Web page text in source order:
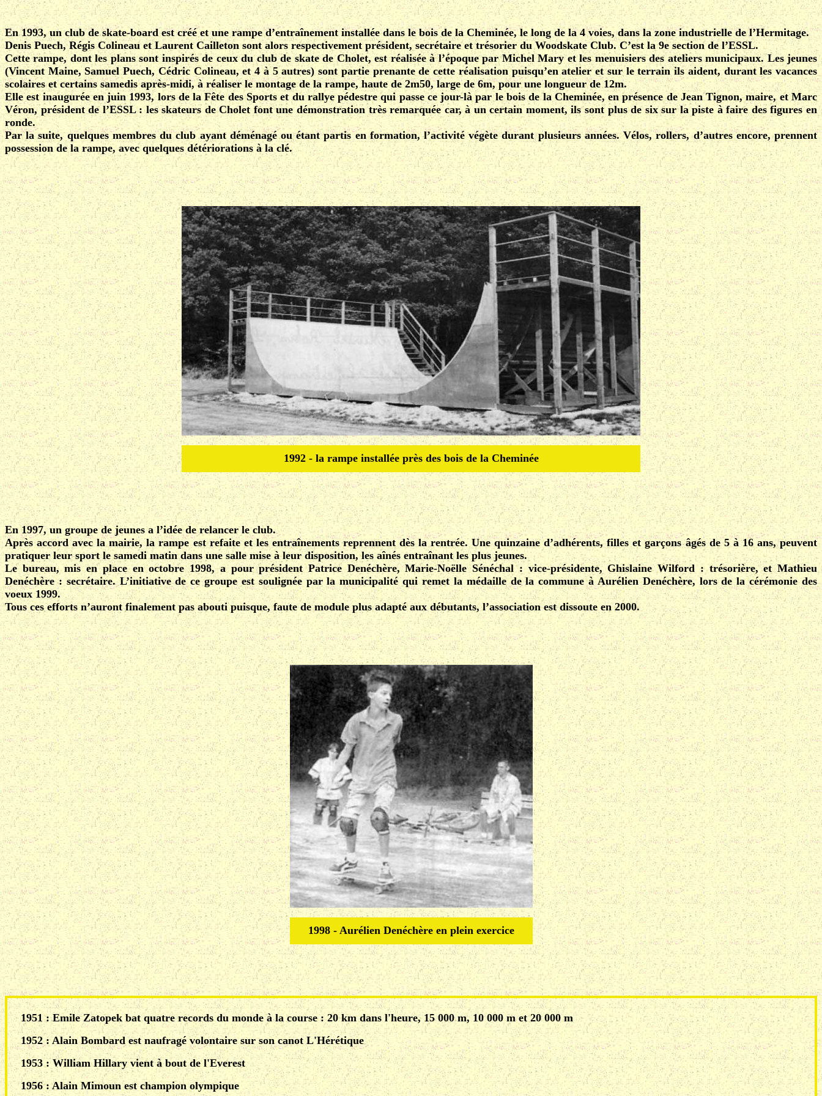
En 1993, un club de skate-board est créé et une rampe d’entraînement installée dans le bois de la Cheminée, le long de la 4 voies, dans la zone industrielle de l’Hermitage.
Denis Puech, Régis Colineau et Laurent Cailleton sont alors respectivement président, secrétaire et trésorier du Woodskate Club. C’est la 9e section de l’ESSL.
Cette rampe, dont les plans sont inspirés de ceux du club de skate de Cholet, est réalisée à l’époque par Michel Mary et les menuisiers des ateliers municipaux. Les jeunes
(Vincent Maine, Samuel Puech, Cédric Colineau, et 4 à 5 autres) sont partie prenante de cette réalisation puisqu’en atelier et sur le terrain ils aident, durant les vacances
scolaires et certains samedis après-midi, à réaliser le montage de la rampe, haute de 2m50, large de 6m, pour une longueur de 12m.
Elle est inaugurée en juin 1993, lors de la Fête des Sports et du rallye pédestre qui passe ce jour-là par le bois de la Cheminée, en présence de Jean Tignon, maire, et Marc
Véron, président de l’ESSL : les skateurs de Cholet font une démonstration très remarquée car, à un certain moment, ils sont plus de six sur la piste à faire des figures en
ronde.
Par la suite, quelques membres du club ayant déménagé ou étant partis en formation, l’activité végète durant plusieurs années. Vélos, rollers, d’autres encore, prennent
possession de la rampe, avec quelques détériorations à la clé.
1992 - la rampe installée près des bois de la Cheminée
En 1997, un groupe de jeunes a l’idée de relancer le club.
Après accord avec la mairie, la rampe est refaite et les entraînements reprennent dès la rentrée. Une quinzaine d’adhérents, filles et garçons âgés de 5 à 16 ans, peuvent
pratiquer leur sport le samedi matin dans une salle mise à leur disposition, les aînés entraînant les plus jeunes.
Le bureau, mis en place en octobre 1998, a pour président Patrice Denéchère, Marie-Noëlle Sénéchal : vice-présidente, Ghislaine Wilford : trésorière, et Mathieu
Denéchère : secrétaire. L’initiative de ce groupe est soulignée par la municipalité qui remet la médaille de la commune à Aurélien Denéchère, lors de la cérémonie des
voeux 1999.
Tous ces efforts n’auront finalement pas abouti puisque, faute de module plus adapté aux débutants, l’association est dissoute en 2000.
1998 - Aurélien Denéchère en plein exercice
1951 : Emile Zatopek bat quatre records du monde à la course : 20 km dans l'heure, 15 000 m, 10 000 m et 20 000 m
1952 : Alain Bombard est naufragé volontaire sur son canot L'Hérétique
1953 : William Hillary vient à bout de l'Everest
1956 : Alain Mimoun est champion olympique